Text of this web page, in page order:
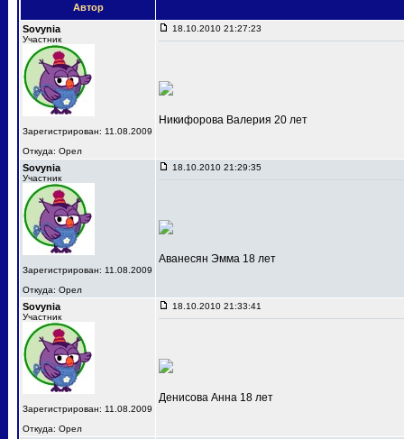
Автор
Sovynia
Участник
Зарегистрирован: 11.08.2009
Откуда: Орел
18.10.2010 21:27:23
Никифорова Валерия 20 лет
Sovynia
Участник
Зарегистрирован: 11.08.2009
Откуда: Орел
18.10.2010 21:29:35
Аванесян Эмма 18 лет
Sovynia
Участник
Зарегистрирован: 11.08.2009
Откуда: Орел
18.10.2010 21:33:41
Денисова Анна 18 лет